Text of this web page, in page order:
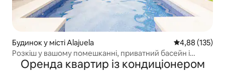
Будинок у місті Alajuela Середня
4,88 (135)
Розкіш у вашому помешканні, приватний басейн і
джакузі.
Оренда квартир із кондиціонером